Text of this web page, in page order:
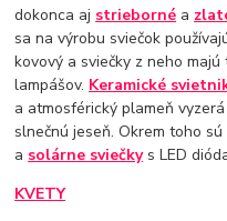
dokonca aj strieborné a
sa na výrobu sviečok
kovový a sviečky z neho
lampášov. Keramické
a atmosférický plameň
slnečnú jeseň. Okrem toho
a solárne sviečkys LED
KVETY